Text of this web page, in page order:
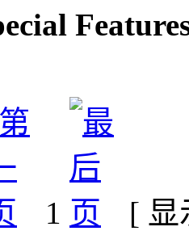
1 [